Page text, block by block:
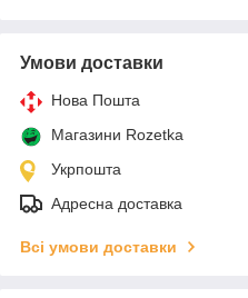
Умови доставки
Нова Пошта
Магазини Rozetka
Укрпошта
Адресна доставка
Всі умови доставки